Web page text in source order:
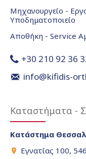
Μηχανουργείο -
Υποδηματοποιείο
Αποθήκη - Service
+30 210 92 36
info@kifidis-
Καταστήματα -
Κατάστημα
Εγνατίας 100,